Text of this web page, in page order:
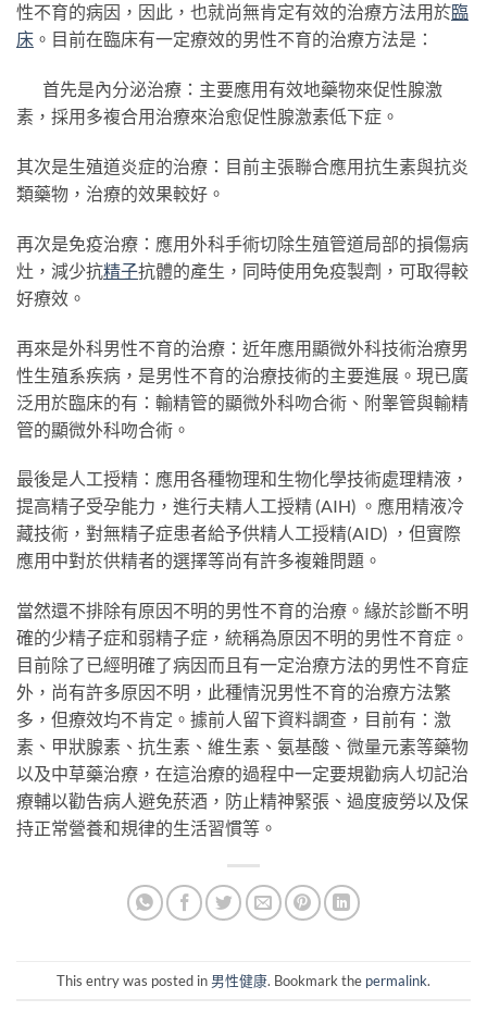
性不育的病因，因此，也就尚無肯定有效的治療方法用於臨
床 。目前在臨床有一定療效的男性不育的治療方法是：
首先是內分泌治療：主要應用有效地藥物來促性腺激
素，採用多複合用治療來治愈促性腺激素低下症。
其次是生殖道炎症的治療：目前主張聯合應用抗生素與抗炎
類藥物，治療的效果較好。
再次是免疫治療：應用外科手術切除生殖管道局部的損傷病
灶，減少抗精子抗體的產生，同時使用免疫製劑，可取得較
好療效。
再來是外科男性不育的治療：近年應用顯微外科技術治療男
性生殖系疾病，是男性不育的治療技術的主要進展。現已廣
泛用於臨床的有：輸精管的顯微外科吻合術、附睾管與輸精
管的顯微外科吻合術。
最後是人工授精：應用各種物理和生物化學技術處理精液，
提高精子受孕能力，進行夫精人工授精 (AIH) 。應用精液冷
藏技術，對無精子症患者給予供精人工授精(AID) ，但實際
應用中對於供精者的選擇等尚有許多複雜問題。
當然還不排除有原因不明的男性不育的治療。緣於診斷不明
確的少精子症和弱精子症，統稱為原因不明的男性不育症。
目前除了已經明確了病因而且有一定治療方法的男性不育症
外，尚有許多原因不明，此種情況男性不育的治療方法繁
多，但療效均不肯定。據前人留下資料調查，目前有：激
素、甲狀腺素、抗生素、維生素、氨基酸、微量元素等藥物
以及中草藥治療，在這治療的過程中一定要規勸病人切記治
療輔以勸告病人避免菸酒，防止精神緊張、過度疲勞以及保
持正常營養和規律的生活習慣等。
This entry was posted in 男性健康. Bookmark the permalink.